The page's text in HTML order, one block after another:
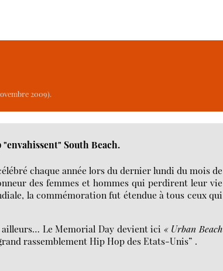
2009).
South Beach.
chaque année lors du dernier lundi du mois de
des femmes et hommes qui perdirent leur vie
la commémoration fut étendue à tous ceux qui
Le Memorial Day devient ici « Urban Beach
rassemblement Hip Hop des Etats-Unis” .